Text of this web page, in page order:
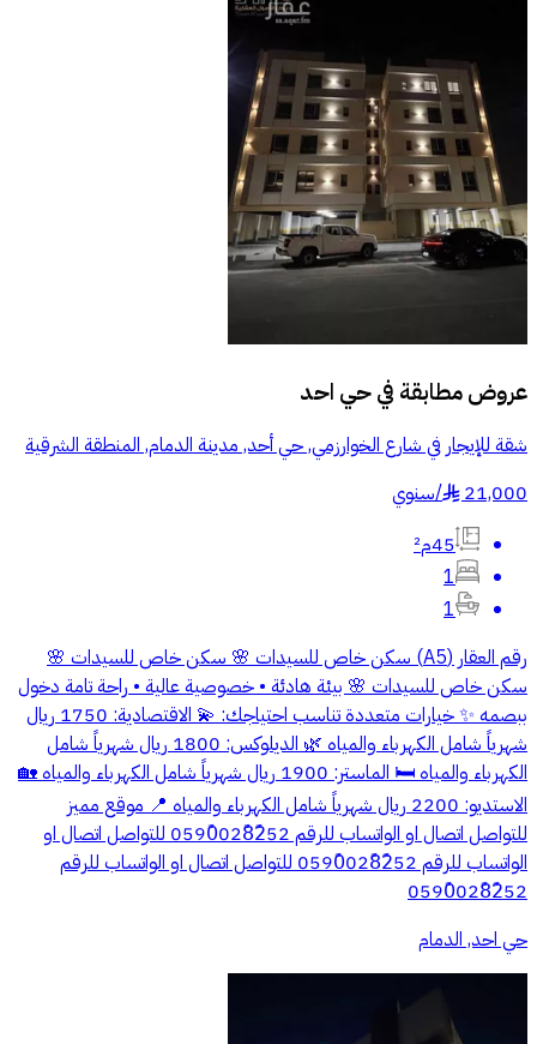
عروض مطابقة فيحي احد
شقة للإيجار في شارع الخوارزمي, حي أحد, مدينة الدمام, المنطقة الشرقية
21,000
§
/سنوي
45م²
1
1
رقم العقار (A5) سكن خاص للسيدات 🌸 سكن خاص للسيدات 🌸
سكن خاص للسيدات 🌸 بيئة هادئة • خصوصية عالية • راحة تامة دخول
ببصمه ✨ خيارات متعددة تناسب احتياجك: 💫 الاقتصادية: 1750 ريال
شهرياً شامل الكهرباء والمياه 🌿 الديلوكس: 1800 ريال شهرياً شامل
الكهرباء والمياه 🛏️ الماستر: 1900 ريال شهرياً شامل الكهرباء والمياه 🏡
الاستديو: 2200 ريال شهرياً شامل الكهرباء والمياه 📍 موقع مميز
للتواصل اتصال او الواتساب للرقم 0590ً028ً2ً52 للتواصل اتصال او
الواتساب للرقم 0590ً028ً2ً52 للتواصل اتصال او الواتساب للرقم
0590ً028ً2ً52
حي احد, الدمام